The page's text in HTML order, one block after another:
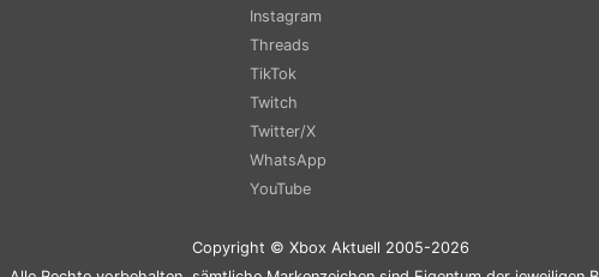
Instagram
Threads
TikTok
Twitch
Twitter/X
WhatsApp
YouTube
Copyright © Xbox Aktuell 2005-2026